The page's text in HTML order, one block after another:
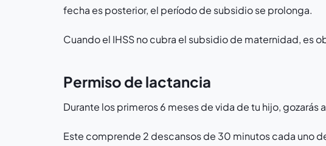
fecha es posterior, el período de subsidio se prolonga.
Cuando el IHSS no cubra el subsidio de maternidad, es
Permiso de lactancia
Durante los primeros 6 meses de vida de tu hijo,
Este comprende 2 descansos de 30 minutos cada uno